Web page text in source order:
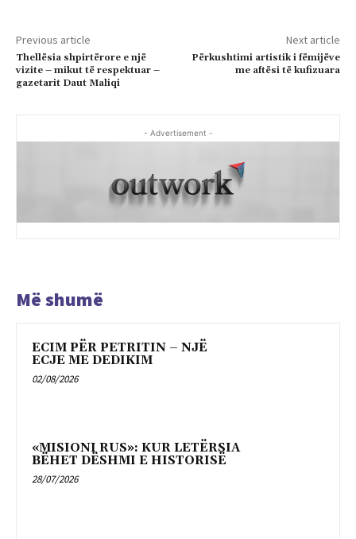
Previous article
Thellësia shpirtërore e një
vizite – mikut të respektuar –
gazetarit Daut Maliqi
Next article
Përkushtimi artistik i fëmijëve
me aftësi të kufizuara
- Advertisement -
Më shumë
ECIM PËR PETRITIN – NJË
ECJE ME DEDIKIM
02/08/2026
«MISIONI RUS»: KUR LETËRSIA
BËHET DËSHMI E HISTORISË
28/07/2026